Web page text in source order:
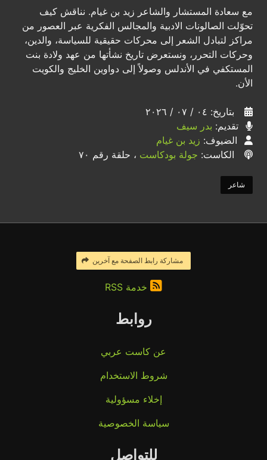
مع سعادة المستشار والشاعر زيد بن غيام. نناقش كيف
تحوّلت الصالونات الادبية والمجالس الفكرية عبر العصور من
مراكز لتبادل الشعر إلى محركات حقيقية للسياسة، والدين،
وحركات التحرر، ونستعرض تاريخ نشأتها من عهد ولادة بنت
المستكفي في الأندلس وصولاً إلى دواوين الخليج والكويت
الأن.
بتاريخ: ٠٤ / ٠٧ / ٢٠٢٦
تقديم: بدر سيف
الضيوف: زيد بن غيام
الكاست: جولة بودكاست ، حلقة رقم ٧٠
شاعر
مشاركة رابط الصفحة مع آخرين
خدمة RSS
روابط
عن كاست عربي
شروط الاستخدام
إخلاء مسؤولية
سياسة الخصوصية
للتواصل